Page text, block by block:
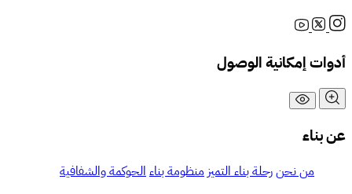
أدوات إمكانية الوصول
عن بناء
من نحنرحلة بناء التميز منظومة بناء الحوكمة والشفافية